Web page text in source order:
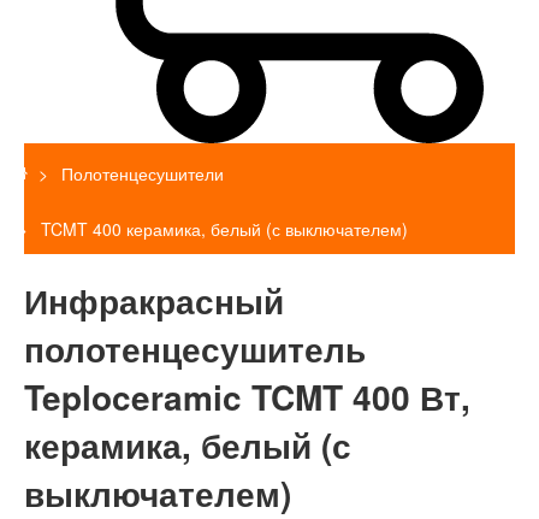
Полотенцесушители
TCMT 400 керамика, белый (с выключателем)
Инфракрасный
полотенцесушитель
Teploceramic TCMT 400 Вт,
керамика, белый (с
выключателем)